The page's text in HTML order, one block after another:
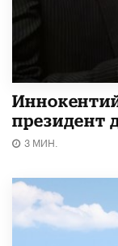
президент
3 МИН.